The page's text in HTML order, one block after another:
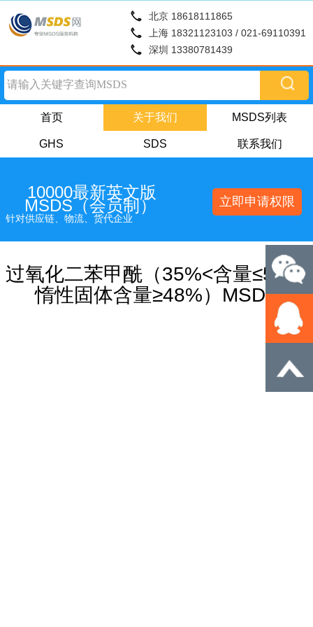
北京 18618111865
上海 18321123103 / 021-69110391
深圳 13380781439
首页 关于我们 MSDS列表
GHS SDS 联系我们
10000最新英文版
MSDS（会员制）
针对供应链、物流、货代企业
立即申请权限
过氧化二苯甲酰（35%<含量≤52%,
惰性固体含量≥48%）MSDS